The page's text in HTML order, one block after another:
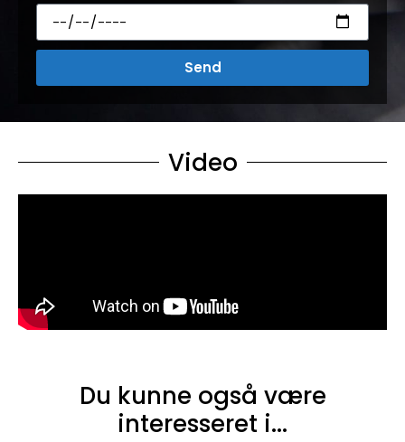
Send
Video
Du kunne også være
interesseret i...